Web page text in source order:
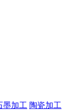
墨加工 陶瓷加工